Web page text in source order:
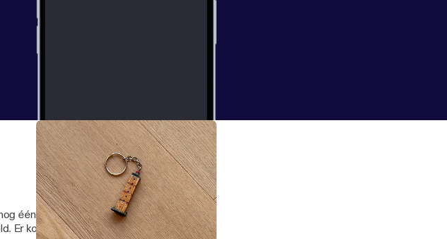
één keer van Terschelling. We denken na
Er komen nog enkele nieuwtjes voorbij,